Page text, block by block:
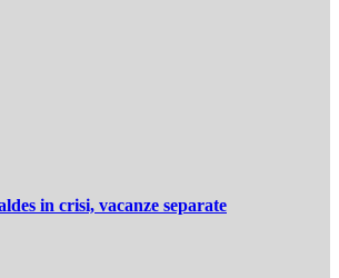
in crisi, vacanze separate